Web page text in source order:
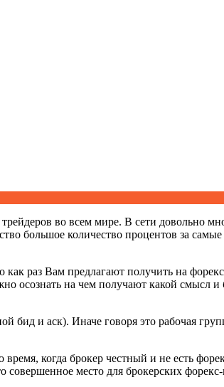
во всем мире. В сети довольно
большое количество процентов за
раз Вам предлагают получить на
осознать на чем получают какой смысл
и аск). Иначе говоря это рабочая
когда брокер честный и не есть
место для брокерских